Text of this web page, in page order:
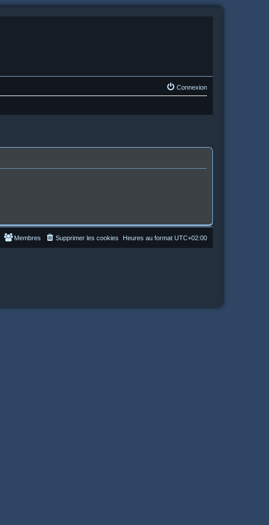
Connexion
Heures au format UTC+02:00
Supprimer les cookies
Membres